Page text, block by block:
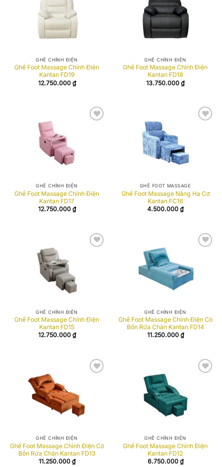
GHẾ CHỈNH ĐIỆN
Ghế Foot Massage Chỉnh Điện
Kantan FD19
12.750.000 ₫
GHẾ CHỈNH ĐIỆN
Ghế Foot Massage Chỉnh Điện
Kantan FD18
13.750.000 ₫
GHẾ CHỈNH ĐIỆN
Ghế Foot Massage Chỉnh Điện
Kantan FD17
12.750.000 ₫
GHẾ FOOT MASSAGE
Ghế Foot Massage Nâng Hạ Cơ
Kantan FC16
4.500.000 ₫
GHẾ CHỈNH ĐIỆN
Ghế Foot Massage Chỉnh Điện
Kantan FD15
12.750.000 ₫
GHẾ CHỈNH ĐIỆN
Ghế Foot Massage Chỉnh Điện Có
Bồn Rửa Chân Kantan FD14
11.250.000 ₫
GHẾ CHỈNH ĐIỆN
Ghế Foot Massage Chỉnh Điện Có
Bồn Rửa Chân Kantan FD13
11.250.000 ₫
GHẾ CHỈNH ĐIỆN
Ghế Foot Massage Chỉnh Điện
Kantan FD12
6.750.000 ₫